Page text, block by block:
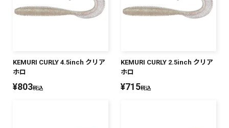
KEMURI CURLY 4.5inch クリア
ホロ
¥803税込
KEMURI CURLY 2.5inch クリア
ホロ
¥715税込